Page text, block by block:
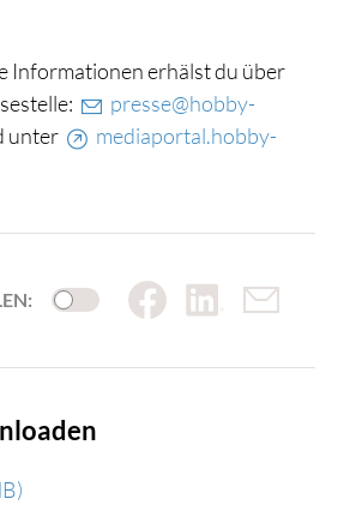
Informationen erhälst du über
presse@hobby-
unter
mediaportal.hobby-